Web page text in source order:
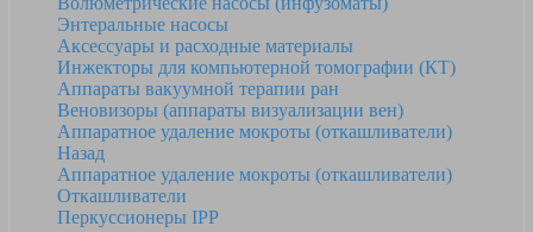
Энтеральные насосы
Аксессуары и расходные материалы
Инжекторы для компьютерной томографии (КТ)
Аппараты вакуумной терапии ран
Веновизоры (аппараты визуализации вен)
Аппаратное удаление мокроты (откашливатели)
Назад
Аппаратное удаление мокроты (откашливатели)
Откашливатели
Перкуссионеры IPP